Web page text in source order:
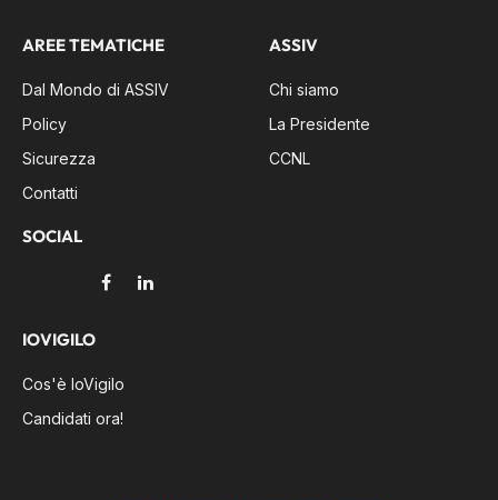
AREE TEMATICHE
Dal Mondo di ASSIV
Policy
Sicurezza
Contatti
SOCIAL
FacebookLinkedIn
ASSIV
Chi siamo
La Presidente
CCNL
IOVIGILO
Cos'è IoVigilo
Candidati ora!